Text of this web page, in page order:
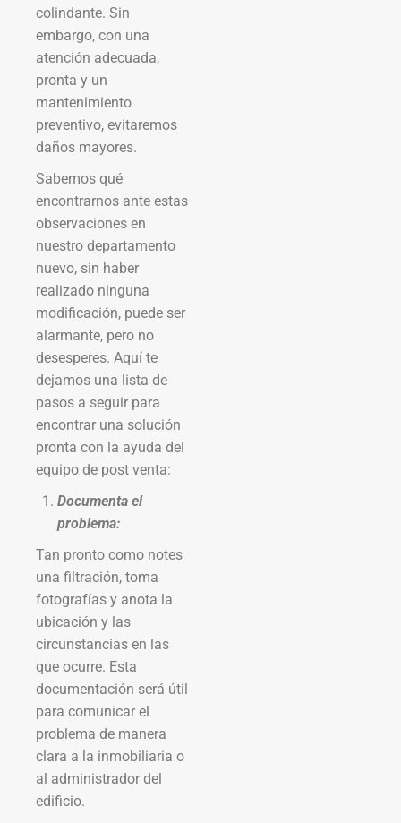
colindante. Sin
embargo, con una
atención adecuada,
pronta y un
mantenimiento
preventivo, evitaremos
daños mayores.
Sabemos qué
encontrarnos ante estas
observaciones en
nuestro departamento
nuevo, sin haber
realizado ninguna
modificación, puede ser
alarmante, pero no
desesperes. Aquí te
dejamos una lista de
pasos a seguir para
encontrar una solución
pronta con la ayuda del
equipo de post venta:
Documenta el
problema:
Tan pronto como notes
una filtración, toma
fotografías y anota la
ubicación y las
circunstancias en las
que ocurre. Esta
documentación será útil
para comunicar el
problema de manera
clara a la inmobiliaria o
al administrador del
edificio.